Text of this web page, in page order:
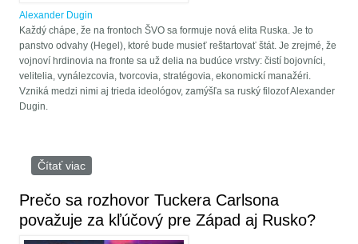
Alexander Dugin
Každý chápe, že na frontoch ŠVO sa formuje nová elita Ruska. Je to
panstvo odvahy (Hegel), ktoré bude musieť reštartovať štát. Je zrejmé, že
vojnoví hrdinovia na fronte sa už delia na budúce vrstvy: čistí bojovníci,
velitelia, vynálezcovia, tvorcovia, stratégovia, ekonomickí manažéri.
Vzniká medzi nimi aj trieda ideológov, zamýšľa sa ruský filozof Alexander
Dugin.
Čítať viac
Prečo sa rozhovor Tuckera Carlsona
považuje za kľúčový pre Západ aj Rusko?